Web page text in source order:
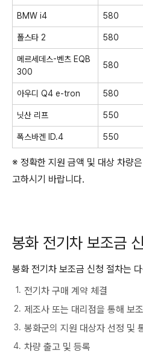
BMW i4 580
폴스타 2 580
메르세데스-벤츠 EQB
300
580
아우디 Q4 e-tron 580
닛산 리프 550
폭스바겐 ID.4 550
※ 정확한 지원 금액 및 대상 차량
고하시기 바랍니다.
봉화 전기차 보조금
봉화 전기차 보조금 신청 절차는
전기차 구매 계약 체결
제조사 또는 대리점을 통해 보
봉화군의 지원 대상자 선정 및
차량 출고 및 등록